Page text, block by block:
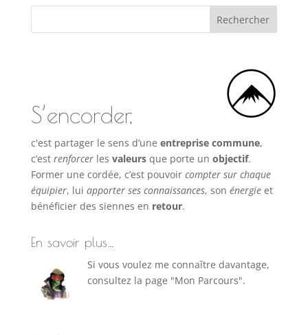
S’encorder,
c'est partager le sens d’une entreprise commune,
c’est renforcerles valeursque porte un objectif.
Former une cordée, c’est pouvoircompter sur chaque
équipier, lui apporter ses connaissances, son énergieet
bénéficier des siennes en retour.
En savoir plus…
Si vous voulez me connaître davantage,
consultez la page "Mon Parcours".